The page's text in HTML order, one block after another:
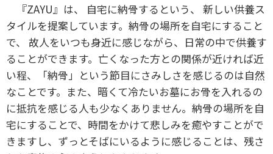
『ZAYU』は、 自宅に納骨するという、 新しい供養ス
タイルを提案しています。納骨の場所を自宅にすること
で、 故人をいつも身近に感じながら、日常の中で供養す
ることができます。亡くなった方との関係が近ければ近
い程、「納骨」という節目にさみしさを感じるのは自然
なことです。また、暗くて冷たいお墓にお骨を入れるの
に抵抗を感じる人も少なくありません。納骨の場所を自
宅にすることで、時間をかけて悲しみを癒やすことがで
きますし、ずっとそばにいるように感じることは、残さ